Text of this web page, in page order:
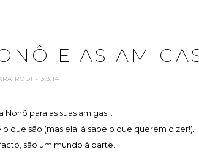
E AS
RODI - 3.3.14
para as suas amigas...
que são (mas ela lá sabe o que querem dizer!).
são um mundo à parte.